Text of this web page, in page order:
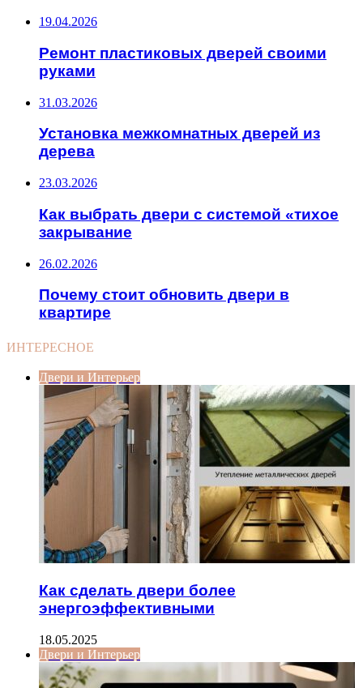
19.04.2026
Ремонт пластиковых дверей своими
руками
31.03.2026
Установка межкомнатных дверей из
дерева
23.03.2026
Как выбрать двери с системой «тихое
закрывание
26.02.2026
Почему стоит обновить двери в
квартире
ИНТЕРЕСНОЕ
Двери и Интерьер
Как сделать двери более
энергоэффективными
18.05.2025
Двери и Интерьер